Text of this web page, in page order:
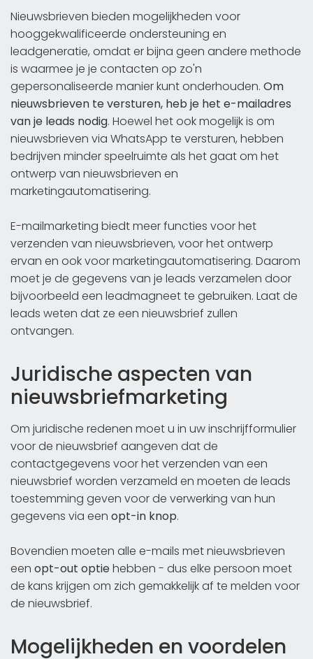
Nieuwsbrieven bieden mogelijkheden voor
hooggekwalificeerde ondersteuning en
leadgeneratie, omdat er bijna geen andere methode
is waarmee je je contacten op zo'n
gepersonaliseerde manier kunt onderhouden. Om
nieuwsbrieven te versturen, heb je het e-mailadres
van je leads nodig. Hoewel het ook mogelijk is om
nieuwsbrieven via WhatsApp te versturen, hebben
bedrijven minder speelruimte als het gaat om het
ontwerp van nieuwsbrieven en
marketingautomatisering.
E-mailmarketing biedt meer functies voor het
verzenden van nieuwsbrieven, voor het ontwerp
ervan en ook voor marketingautomatisering. Daarom
moet je de gegevens van je leads verzamelen door
bijvoorbeeld een leadmagneet te gebruiken. Laat de
leads weten dat ze een nieuwsbrief zullen
ontvangen.
Juridische aspecten van
nieuwsbriefmarketing
Om juridische redenen moet u in uw inschrijfformulier
voor de nieuwsbrief aangeven dat de
contactgegevens voor het verzenden van een
nieuwsbrief worden verzameld en moeten de leads
toestemming geven voor de verwerking van hun
gegevens via een opt-in knop.
Bovendien moeten alle e-mails met nieuwsbrieven
een opt-out optiehebben - dus elke persoon moet
de kans krijgen om zich gemakkelijk af te melden voor
de nieuwsbrief.
Mogelijkheden en voordelen